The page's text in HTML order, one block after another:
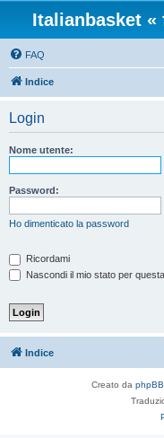
Italianbasket
FAQ
Indice
Login
Nome utente:
Password:
Ho dimenticato la password
Ricordami
Nascondi il mio stato per
Indice
Creato da phpBB